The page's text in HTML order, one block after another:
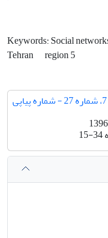
Keywords: Social
Tehran
region 5
دوره 7، شماره 27 - شماره پیاپی
15-34